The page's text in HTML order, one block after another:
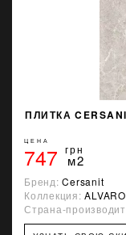
ПЛИТКА
ЦЕНА
747 грн
м2
Бренд:Cersanit
Коллекция:ALVARO
Страна-